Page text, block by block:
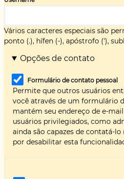
Vários caracteres especiais são
ponto (.), hífen (-), apóstrofo ('),
Opções de contato
Formulário de contato pessoal
Permite que outros usuários
você através de um formulário
mantém seu endereço de e-
usuários privilegiados, como
ainda são capazes de contatá-
por desabilitar esta